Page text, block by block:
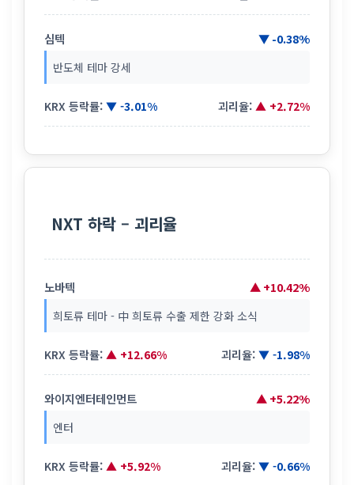
심텍 ▼ -0.38%
반도체 테마 강세
KRX 등락률: ▼ -3.01% 괴리율: ▲ +2.72%
NXT 하락 – 괴리율
노바텍 ▲ +10.42%
희토류 테마 - 中 희토류 수출 제한 강화 소식
KRX 등락률: ▲ +12.66% 괴리율: ▼ -1.98%
와이지엔터테인먼트 ▲ +5.22%
엔터
KRX 등락률: ▲ +5.92% 괴리율: ▼ -0.66%